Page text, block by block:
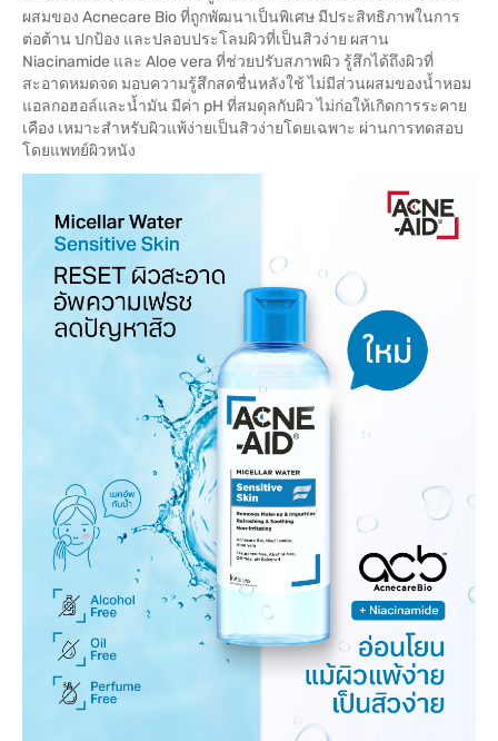
ผสมของ Acnecare Bio ที่ถูกพัฒนาเป็นพิเศษ มีประสิทธิภาพในการ
ต่อต้าน ปกป้อง และปลอบประโลมผิวที่เป็นสิวง่าย ผสาน
Niacinamide และ Aloe vera ที่ช่วยปรับสภาพผิว รู้สึกได้ถึงผิวที่
สะอาดหมดจด มอบความรู้สึกสดชื่นหลังใช้ ไม่มีส่วนผสมของน้ำหอม
แอลกอฮอล์และน้ำมัน มีค่า pH ที่สมดุลกับผิว ไม่ก่อให้เกิดการระคาย
เคือง เหมาะสำหรับผิวแพ้ง่ายเป็นสิวง่ายโดยเฉพาะ ผ่านการทดสอบ
โดยแพทย์ผิวหนัง